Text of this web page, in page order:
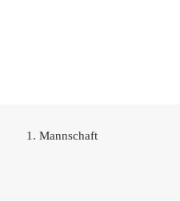
1. Mannschaft